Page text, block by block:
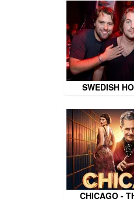
SWEDISH
CHICAGO -